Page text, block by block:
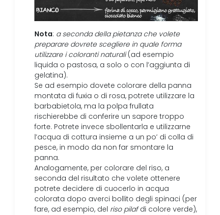
Nota: a seconda della pietanza che volete
preparare dovrete scegliere in quale forma
utilizzare i coloranti naturali(ad esempio
liquida o pastosa, a solo o con l’aggiunta di
gelatina).
Se ad esempio dovete colorare della panna
montata di fuxia o di rosa, potrete utilizzare la
barbabietola, ma la polpa frullata
rischierebbe di conferire un sapore troppo
forte. Potrete invece sbollentarla e utilizzarne
l’acqua di cottura insieme a un po’ di colla di
pesce, in modo da non far smontare la
panna.
Analogamente, per colorare del riso, a
seconda del risultato che volete ottenere
potrete decidere di cuocerlo in acqua
colorata dopo averci bollito degli spinaci (per
fare, ad esempio, del riso pilafdi colore verde),